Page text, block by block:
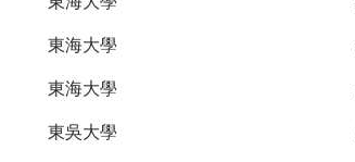
東海大學
東海大學
東吳大學